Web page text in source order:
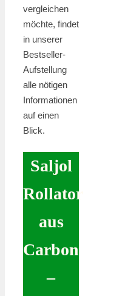
vergleichen
möchte, findet
in unserer
Bestseller-
Aufstellung
alle nötigen
Informationen
auf einen
Blick.
Saljol
Rollator
aus
Carbon
–